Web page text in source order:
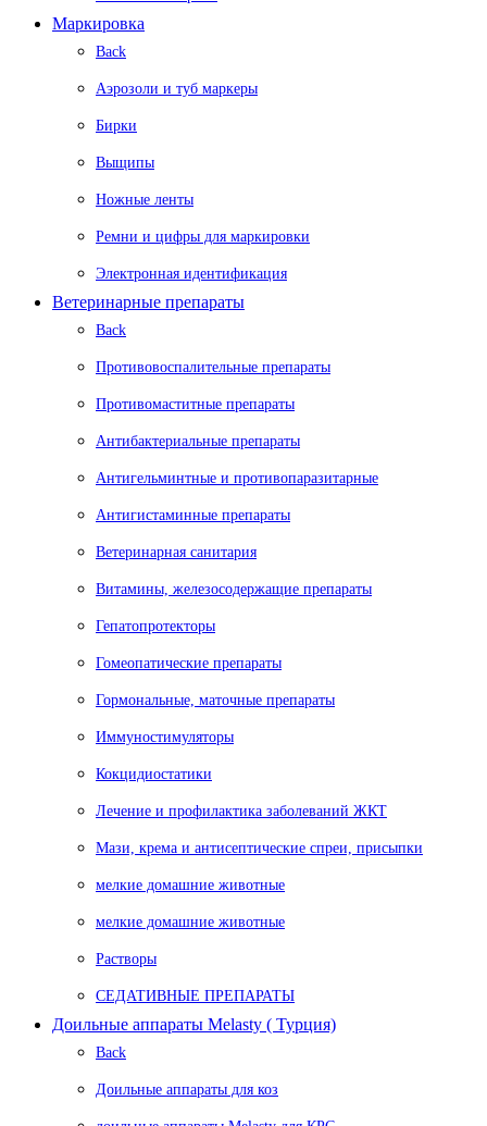
Маркировка
Back
Аэрозоли и туб маркеры
Бирки
Выщипы
Ножные ленты
Ремни и цифры для маркировки
Электронная идентификация
Ветеринарные препараты
Back
Противовоспалительные препараты
Противомаститные препараты
Антибактериальные препараты
Антигельминтные и противопаразитарные
Антигистаминные препараты
Ветеринарная санитария
Витамины, железосодержащие препараты
Гепатопротекторы
Гомеопатические препараты
Гормональные, маточные препараты
Иммуностимуляторы
Кокцидиостатики
Лечение и профилактика заболеваний ЖКТ
Мази, крема и антисептические спреи, присыпки
мелкие домашние животные
мелкие домашние животные
Растворы
СЕДАТИВНЫЕ ПРЕПАРАТЫ
Доильные аппараты Melasty ( Турция)
Back
Доильные аппараты для коз